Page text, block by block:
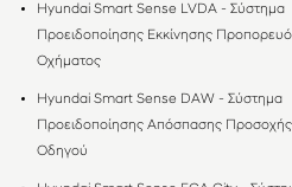
Hyundai Smart Sense LVDA - Σύστημα
Προειδοποίησης Εκκίνησης
Οχήματος
Hyundai Smart Sense DAW - Σύστημα
Προειδοποίησης Απόσπασης Προσοχής
Οδηγού